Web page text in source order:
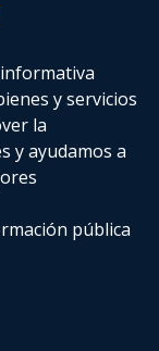
y servicios
la
y ayudamos a
pública